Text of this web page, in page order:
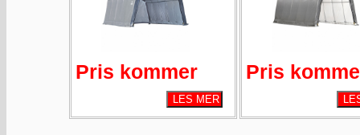
Pris kommer Pris